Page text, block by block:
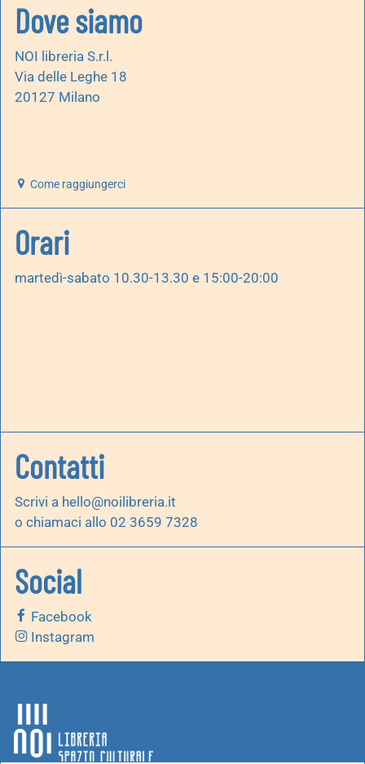
Dove siamo
NOI libreria S.r.l.
Via delle Leghe 18
20127 Milano
Come raggiungerci
Orari
martedì-sabato 10.30-13.30 e 15:00-20:00
Contatti
Scrivi a hello@noilibreria.it
o chiamaci allo 02 3659 7328
Social
Facebook
Instagram